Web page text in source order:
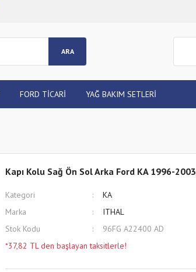
ARA
FORD TİCARİ YAĞ BAKIM SETLERİ
Kapı Kolu Sağ Ön Sol Arka Ford KA 1996-2003
Kategori
KA
Marka
ITHAL
Stok Kodu
96FG A22400 AD
*37,82 TL den başlayan taksitlerle!